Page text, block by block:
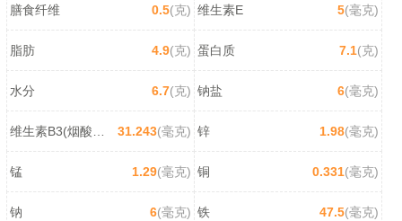
膳食纤维 0.5(克) 维生素E 5(毫克)
脂肪 4.9(克) 蛋白质 7.1(克)
水分 6.7(克) 钠盐 6(毫克)
维生素B3(烟酸/尼克酸) 31.243(毫克) 锌 1.98(毫克)
锰 1.29(毫克) 铜 0.331(毫克)
钠 6(毫克) 铁 47.5(毫克)